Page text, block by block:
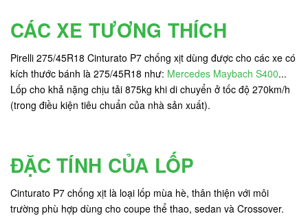
CÁC XE TƯƠNG THÍCH
Pirelli 275/45R18 Cinturato P7 chống xịt dùng được cho các xe có
kích thước bánh là 275/45R18 như: Mercedes Maybach S400...
Lốp cho khả nặng chịu tải 875kg khi di chuyển ở tốc độ 270km/h
(trong điều kiện tiêu chuẩn của nhà sản xuất).
ĐẶC TÍNH CỦA LỐP
Cinturato P7 chống xịt là loại lốp mùa hè, thân thiện với môi
trường phù hợp dùng cho coupe thể thao, sedan và Crossover.